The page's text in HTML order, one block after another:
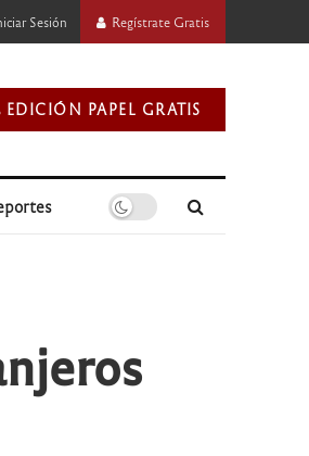
Sesión Regístrate Gratis
PAPEL GRATIS